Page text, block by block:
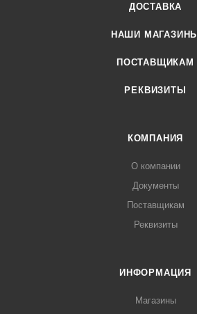
ДОСТАВКА
НАШИ МАГАЗИНЫ
ПОСТАВЩИКАМ
РЕКВИЗИТЫ
КОМПАНИЯ
О компании
Документы
Поставщикам
Реквизиты
ИНФОРМАЦИЯ
Магазины